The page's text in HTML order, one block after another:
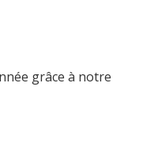
grâce à notre